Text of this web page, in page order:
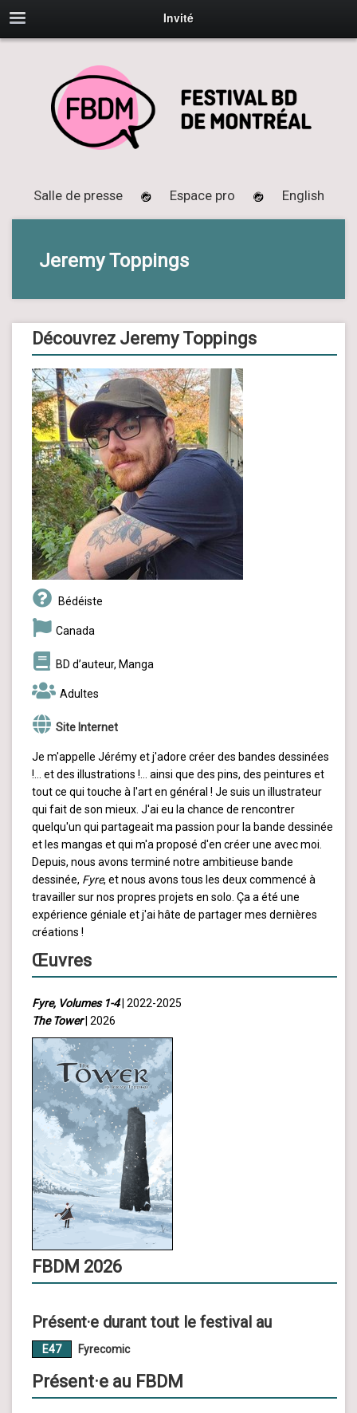
Invité
Salle de presse Espace pro English
Jeremy Toppings
Découvrez Jeremy Toppings
Bédéiste
Canada
BD d’auteur, Manga
Adultes
Site Internet
Je m'appelle Jérémy et j'adore créer des bandes dessinées
!… et des illustrations !… ainsi que des pins, des peintures et
tout ce qui touche à l'art en général ! Je suis un illustrateur
qui fait de son mieux. J'ai eu la chance de rencontrer
quelqu'un qui partageait ma passion pour la bande dessinée
et les mangas et qui m'a proposé d'en créer une avec moi.
Depuis, nous avons terminé notre ambitieuse bande
dessinée, Fyre, et nous avons tous les deux commencé à
travailler sur nos propres projets en solo. Ça a été une
expérience géniale et j'ai hâte de partager mes dernières
créations !
Œuvres
Fyre, Volumes 1-4| 2022-2025
The Tower | 2026
FBDM 2026
Présent·e durant tout le festival au
E47 Fyrecomic
Présent·e au FBDM